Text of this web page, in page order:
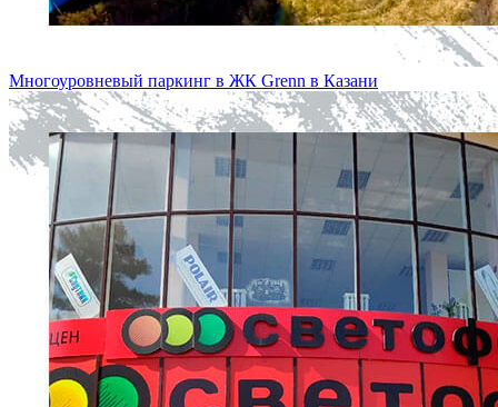
Многоуровневый паркинг в ЖК Grenn в Казани